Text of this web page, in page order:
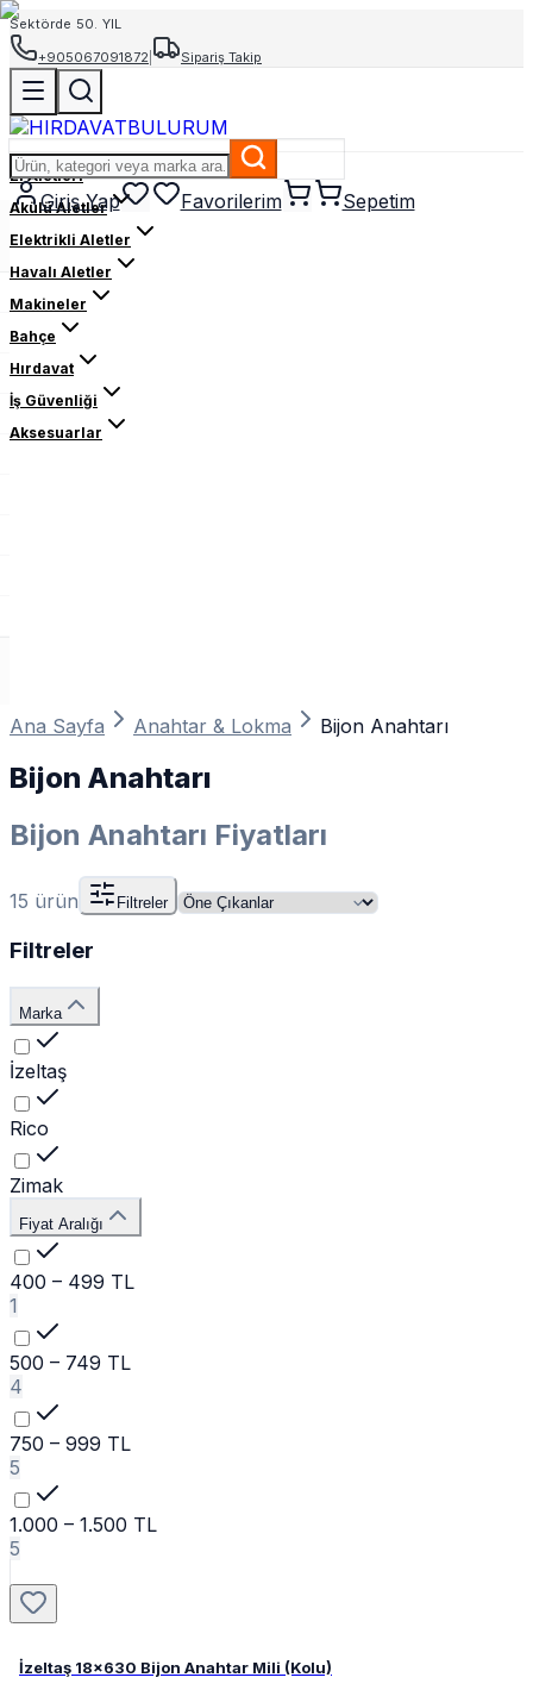
Sektörde 50. YIL
+905067091872
Sipariş Takip
Giriş Yap Favorilerim Sepetim
El Aletleri
Akülü Aletler
Elektrikli Aletler
Havalı Aletler
Makineler
Bahçe
Hırdavat
İş Güvenliği
Aksesuarlar
Ana Sayfa Anahtar & Lokma Bijon Anahtarı
Bijon Anahtarı
Bijon Anahtarı Fiyatları
15 ürün Filtreler
Filtreler
Marka
İzeltaş
Rico
Zimak
Fiyat Aralığı
400 – 499 TL
1
500 – 749 TL
4
750 – 999 TL
5
1.000 – 1.500 TL
5
İzeltaş 18x630 Bijon Anahtar Mili (Kolu)